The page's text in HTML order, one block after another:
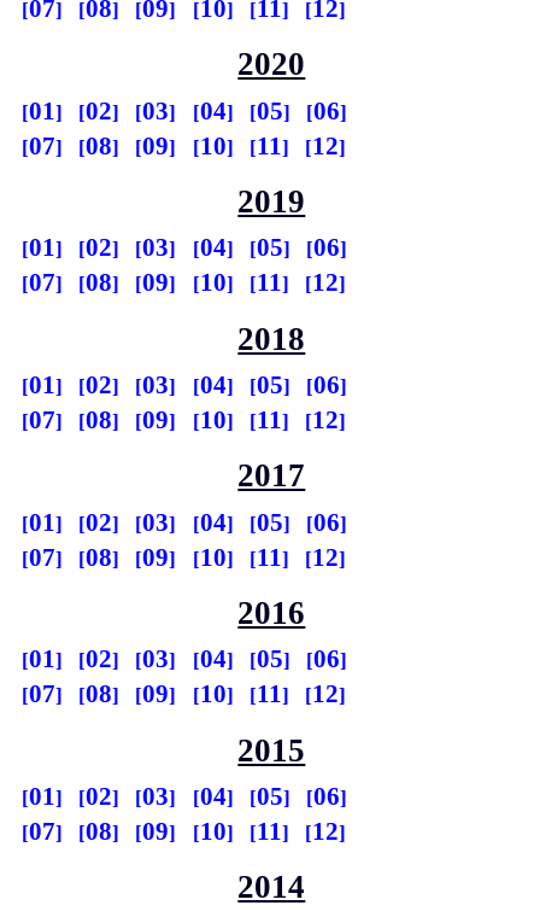
07 08 09 10 11 12
2020
01 02 03 04 05
06
07
08 09 10 11 12
2019
01 02 03 04 05
06
07
08 09 10 11 12
2018
01 02 03 04 05
06
07
08 09 10 11 12
2017
01 02 03 04 05
06
07
08 09 10 11 12
2016
01 02 03 04 05
06
07
08 09 10 11 12
2015
01 02 03 04 05
06
07
08 09 10 11 12
2014